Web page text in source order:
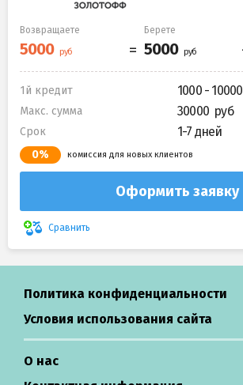
Возвращаете Берете
1й кредит 1000 - 10000
Макс. сумма 30000
Срок 1-7 дней
0% комиссия для новых клиентов
Оформить заявку
Сравнить
Политика конфиденциальности
Условия использования сайта
О нас